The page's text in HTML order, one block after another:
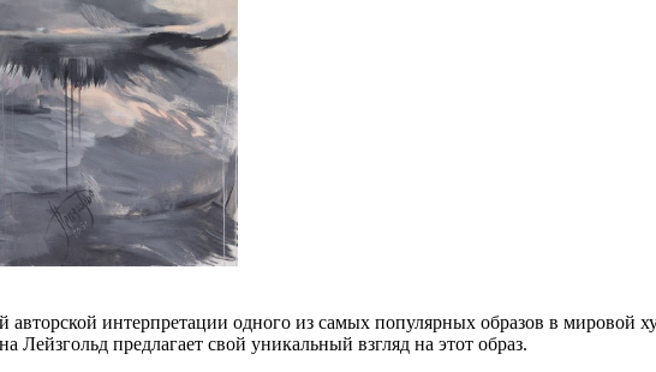
интерпретации одного из самых популярных образов в мировой
предлагает свой уникальный взгляд на этот образ.